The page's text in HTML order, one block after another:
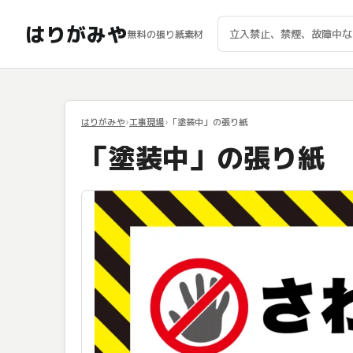
はりがみや無料の張り紙素材
はりがみや 工事現場 「塗装中」の張り紙
「塗装中」の張り紙